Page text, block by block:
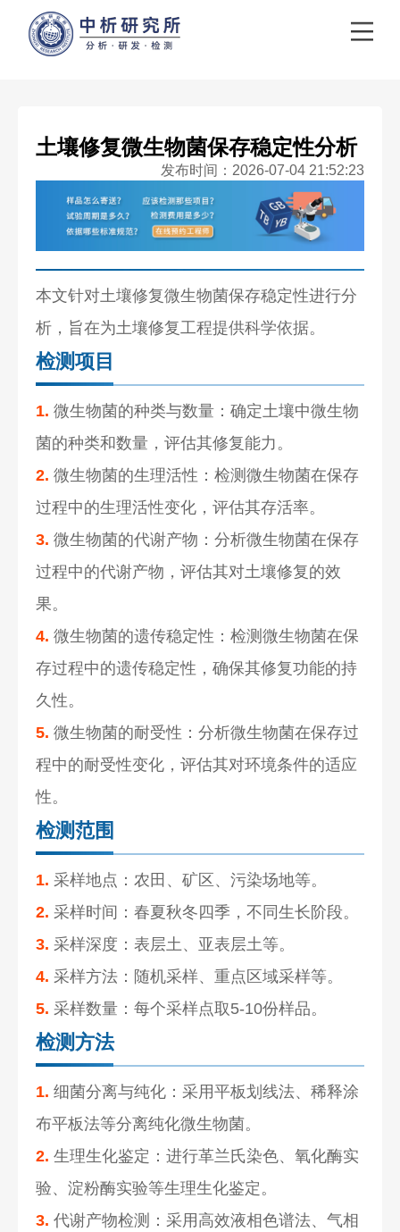
土壤修复微生物菌保存稳定性分析
发布时间：2026-07-04 21:52:23
本文针对土壤修复微生物菌保存稳定性进行分
析，旨在为土壤修复工程提供科学依据。
检测项目
1. 微生物菌的种类与数量：确定土壤中微生物
菌的种类和数量，评估其修复能力。
2. 微生物菌的生理活性：检测微生物菌在保存
过程中的生理活性变化，评估其存活率。
3. 微生物菌的代谢产物：分析微生物菌在保存
过程中的代谢产物，评估其对土壤修复的效
果。
4. 微生物菌的遗传稳定性：检测微生物菌在保
存过程中的遗传稳定性，确保其修复功能的持
久性。
5. 微生物菌的耐受性：分析微生物菌在保存过
程中的耐受性变化，评估其对环境条件的适应
性。
检测范围
1. 采样地点：农田、矿区、污染场地等。
2. 采样时间：春夏秋冬四季，不同生长阶段。
3. 采样深度：表层土、亚表层土等。
4. 采样方法：随机采样、重点区域采样等。
5. 采样数量：每个采样点取5-10份样品。
检测方法
1. 细菌分离与纯化：采用平板划线法、稀释涂
布平板法等分离纯化微生物菌。
2. 生理生化鉴定：进行革兰氏染色、氧化酶实
验、淀粉酶实验等生理生化鉴定。
3. 代谢产物检测：采用高效液相色谱法、气相